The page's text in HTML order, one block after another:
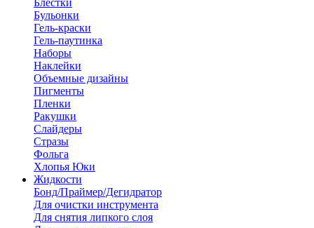
Блёстки
Бульонки
Гель-краски
Гель-паутинка
Наборы
Наклейки
Объемные дизайны
Пигменты
Пленки
Ракушки
Слайдеры
Стразы
Фольга
Хлопья Юки
Жидкости
Бонд/Праймер/Дегидратор
Для очистки инструмента
Для снятия липкого слоя